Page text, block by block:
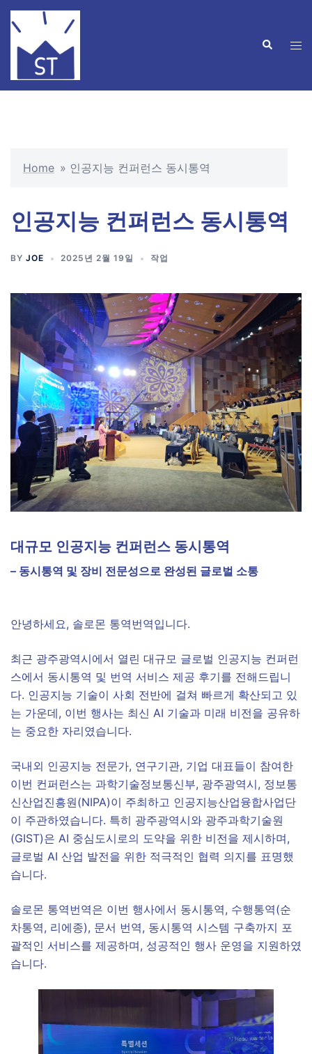
Skip
content
Search
Home » 인공지능 컨퍼런스 동시통역
인공지능 컨퍼런스 동시통역
BY JOE 2025년 2월 19일 작업
대규모 인공지능 컨퍼런스 동시통역
– 동시통역 및 장비 전문성으로 완성된 글로벌 소통
안녕하세요, 솔로몬 통역번역입니다.
최근 광주광역시에서 열린 대규모 글로벌 인공지능 컨퍼런
스에서 동시통역 및 번역 서비스 제공 후기를 전해드립니
다. 인공지능 기술이 사회 전반에 걸쳐 빠르게 확산되고 있
는 가운데, 이번 행사는 최신 AI 기술과 미래 비전을 공유하
는 중요한 자리였습니다.
국내외 인공지능 전문가, 연구기관, 기업 대표들이 참여한
이번 컨퍼런스는 과학기술정보통신부, 광주광역시, 정보통
신산업진흥원(NIPA)이 주최하고 인공지능산업융합사업단
이 주관하였습니다. 특히 광주광역시와 광주과학기술원
(GIST)은 AI 중심도시로의 도약을 위한 비전을 제시하며,
글로벌 AI 산업 발전을 위한 적극적인 협력 의지를 표명했
습니다.
솔로몬 통역번역은 이번 행사에서 동시통역, 수행통역(순
차통역, 리에종), 문서 번역, 동시통역 시스템 구축까지 포
괄적인 서비스를 제공하며, 성공적인 행사 운영을 지원하였
습니다.